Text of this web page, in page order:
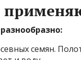
семян.